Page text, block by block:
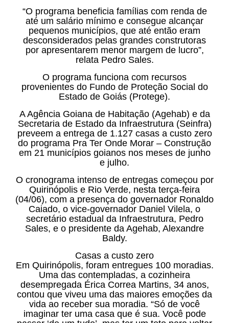
“O programa beneficia famílias com renda de
até um salário mínimo e consegue alcançar
pequenos municípios, que até então eram
desconsiderados pelas grandes construtoras
por apresentarem menor margem de lucro”,
relata Pedro Sales.
O programa funciona com recursos
provenientes do Fundo de Proteção Social do
Estado de Goiás (Protege).
A Agência Goiana de Habitação (Agehab) e da
Secretaria de Estado da Infraestrutura (Seinfra)
preveem a entrega de 1.127 casas a custo zero
do programa Pra Ter Onde Morar – Construção
em 21 municípios goianos nos meses de junho
e julho.
O cronograma intenso de entregas começou por
Quirinópolis e Rio Verde, nesta terça-feira
(04/06), com a presença do governador Ronaldo
Caiado, o vice-governador Daniel Vilela, o
secretário estadual da Infraestrutura, Pedro
Sales, e o presidente da Agehab, Alexandre
Baldy.
Casas a custo zero
Em Quirinópolis, foram entregues 100 moradias.
Uma das contempladas, a cozinheira
desempregada Érica Correa Martins, 34 anos,
contou que viveu uma das maiores emoções da
vida ao receber sua moradia. “Só de você
imaginar ter uma casa que é sua. Você pode